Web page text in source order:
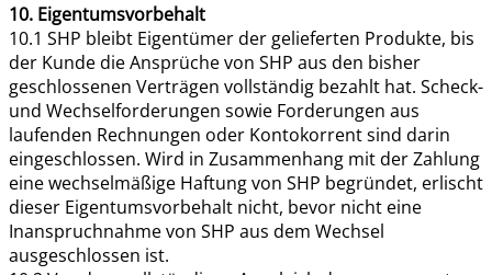
10. Eigentumsvorbehalt
10.1 SHP bleibt Eigentümer der gelieferten Produkte, bis
der Kunde die Ansprüche von SHP aus den bisher
geschlossenen Verträgen vollständig bezahlt hat. Scheck-
und Wechselforderungen sowie Forderungen aus
laufenden Rechnungen oder Kontokorrent sind darin
eingeschlossen. Wird in Zusammenhang mit der Zahlung
eine wechselmäßige Haftung von SHP begründet, erlischt
dieser Eigentumsvorbehalt nicht, bevor nicht eine
Inanspruchnahme von SHP aus dem Wechsel
ausgeschlossen ist.